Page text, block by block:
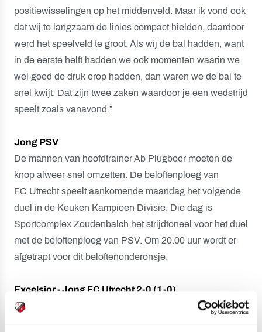
positiewisselingen op het middenveld. Maar ik vond ook
dat wij te langzaam de linies compact hielden, daardoor
werd het speelveld te groot. Als wij de bal hadden, want
in de eerste helft hadden we ook momenten waarin we
wel goed de druk erop hadden, dan waren we de bal te
snel kwijt. Dat zijn twee zaken waardoor je een wedstrijd
speelt zoals vanavond.”
Jong PSV
De mannen van hoofdtrainer Ab Plugboer moeten de
knop alweer snel omzetten. De beloftenploeg van
FC Utrecht speelt aankomende maandag het volgende
duel in de Keuken Kampioen Divisie. Die dag is
Sportcomplex Zoudenbalch het strijdtoneel voor het duel
met de beloftenploeg van PSV. Om 20.00 uur wordt er
afgetrapt voor dit beloftenonderonsje.
Excelsior - Jong FC Utrecht 2-0 (1-0)
11. Joël Zwarts 1-0
53. Reuven Niemeijer 2-0